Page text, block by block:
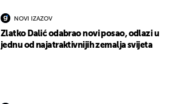
NOVI IZAZOV
Zlatko Dalić odabrao novi posao, odlazi u
jednu od najatraktivnijih zemalja svijeta